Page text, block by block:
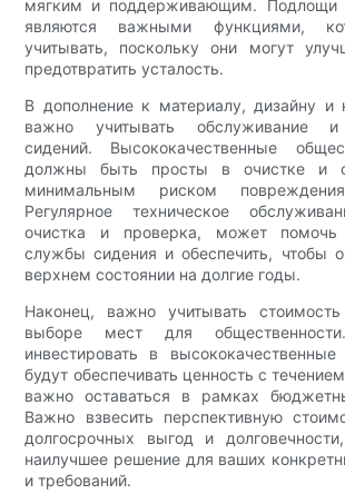
мягким и поддерживающим. Подлощи
являются важными функциями,
учитывать, поскольку они могут
предотвратить усталость.
В дополнение к материалу, дизайну и
важно учитывать обслуживание и
сидений. Высококачественные
должны быть просты в очистке и
минимальным риском
Регулярное техническое
очистка и проверка, может помочь
службы сидения и обеспечить, чтобы
верхнем состоянии на долгие годы.
Наконец, важно учитывать
выборе мест для
инвестировать в
будут обеспечивать ценность с
важно оставаться в рамках
Важно взвесить перспективную
долгосрочных выгод и
наилучшее решение для ваших
и требований.